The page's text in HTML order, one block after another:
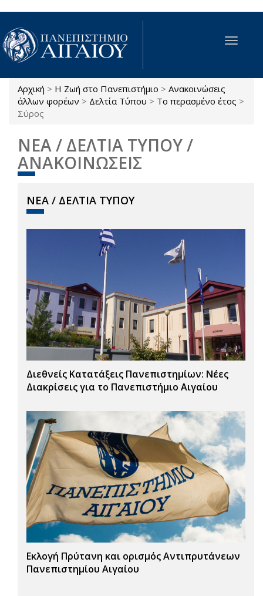
Παράκαμψη προς το κυρίως περιεχόμενο
Toggle
Είστε εδώ
Αρχική > Η Ζωή στο Πανεπιστήμιο > Ανακοινώσεις
άλλων φορέων > Δελτία Τύπου > Το περασμένο έτος >
Σύρος
ΝΕΑ / ΔΕΛΤΙΑ ΤΥΠΟΥ /
ΑΝΑΚΟΙΝΩΣΕΙΣ
ΝΕΑ / ΔΕΛΤΙΑ ΤΥΠΟΥ
Διεθνείς Κατατάξεις Πανεπιστημίων: Νέες
Διακρίσεις για το Πανεπιστήμιο Αιγαίου
Εκλογή Πρύτανη και ορισμός Αντιπρυτάνεων
Πανεπιστημίου Αιγαίου